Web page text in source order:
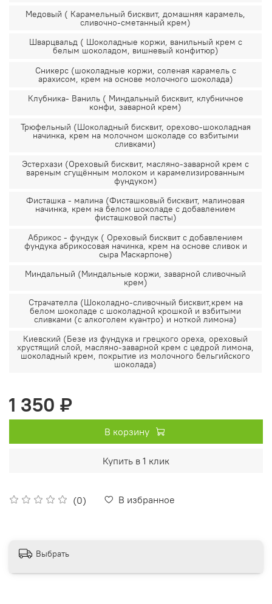
(0) В избранное
Медовый ( Карамельный бисквит, домашняя карамель,
сливочно-сметанный крем)
Шварцвальд ( Шоколадные коржи, ванильный крем с
белым шоколадом, вишневый конфитюр)
Сникерс (шоколадные коржи, соленая карамель с
арахисом, крем на основе молочного шоколада)
Клубника- Ваниль ( Миндальный бисквит, клубничное
конфи, заварной крем)
Трюфельный (Шоколадный бисквит, орехово-шоколадная
начинка, крем на молочном шоколаде со взбитыми
сливками)
Эстерхази (Ореховый бисквит, масляно-заварной крем с
вареным сгущённым молоком и карамелизированным
фундуком)
Фисташка - малина (Фисташковый бисквит, малиновая
начинка, крем на белом шоколаде с добавлением
фисташковой пасты)
Абрикос - фундук ( Ореховый бисквит с добавлением
фундука абрикосовая начинка, крем на основе сливок и
сыра Маскарпоне)
Миндальный (Миндальные коржи, заварной сливочный
крем)
Страчателла (Шоколадно-сливочный бисквит,крем на
белом шоколаде с шоколадной крошкой и взбитыми
сливками (с алкоголем куантро) и ноткой лимона)
Киевский (Безе из фундука и грецкого ореха, ореховый
хрустящий слой, масляно-заварной крем с цедрой лимона,
шоколадный крем, покрытие из молочного бельгийского
шоколада)
1 350 ₽
В корзину
Купить в 1 клик
Выбрать